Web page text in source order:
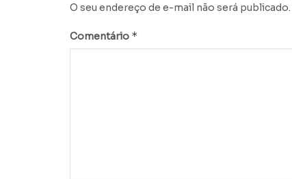
O seu endereço de e-mail não será publicado.
Comentário *